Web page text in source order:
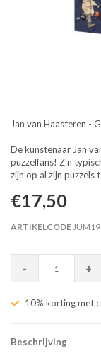
Jan van Haasteren -
De kunstenaar Jan
puzzelfans! Z'n
zijn op al zijn puzzels
€17,50
ARTIKELCODE
- +
10% korting met
Beschrijving